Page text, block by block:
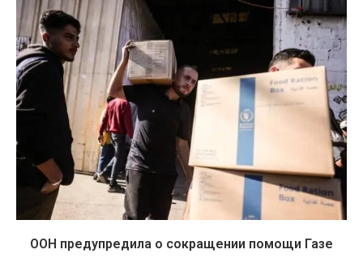
ООН предупредила о сокращении помощи Газе